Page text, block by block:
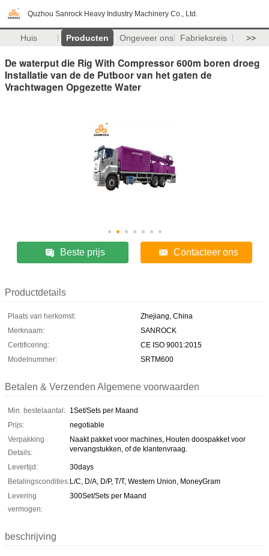
Quzhou Sanrock Heavy Industry Machinery Co., Ltd.
Huis Producten Ongeveer ons Fabrieksreis >>
De waterput die Rig With Compressor 600m boren droeg
Installatie van de de Putboor van het gaten de
Vrachtwagen Opgezette Water
Beste prijs Contacteer ons
Productdetails
Plaats van herkomst:
Zhejiang, China
Merknaam:
SANROCK
Certificering:
CE ISO 9001:2015
Modelnummer:
SRTM600
Betalen & Verzenden Algemene voorwaarden
Min. bestelaantal: 1Set/Sets per Maand
Prijs:
negotiable
Verpakking
Details:
Naakt pakket voor machines, Houten doospakket voor
vervangstukken, of de klantenvraag.
Levertijd:
30days
Betalingscondities:L/C, D/A, D/P, T/T, Western Union, MoneyGram
Levering
vermogen:
300Set/Sets per Maand
beschrijving